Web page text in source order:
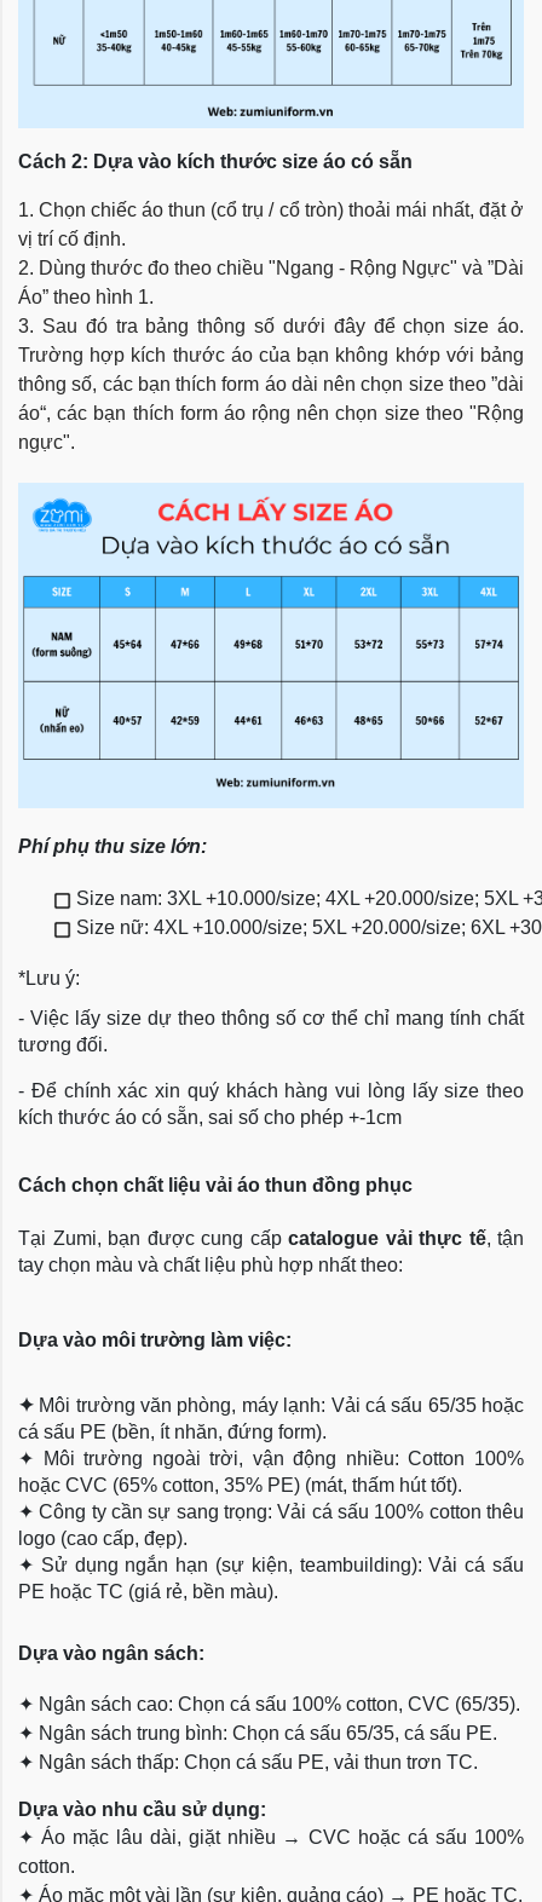
Cách 2: Dựa vào kích thước size áo có sẵn
1. Chọn chiếc áo thun (cổ trụ / cổ tròn) thoải mái nhất, đặt ở
vị trí cố định.
2. Dùng thước đo theo chiều "Ngang - Rộng Ngực" và ”Dài
Áo” theo hình 1.
3. Sau đó tra bảng thông số dưới đây để chọn size áo.
Trường hợp kích thước áo của bạn không khớp với bảng
thông số, các bạn thích form áo dài nên chọn size theo ”dài
áo“, các bạn thích form áo rộng nên chọn size theo "Rộng
ngực".
Phí phụ thu size lớn:
Size nam: 3XL +10.000/size; 4XL +20.000/size; 5XL
Size nữ: 4XL +10.000/size; 5XL +20.000/size; 6XL
*Lưu ý:
- Việc lấy size dự theo thông số cơ thể chỉ mang tính chất
tương đối.
- Để chính xác xin quý khách hàng vui lòng lấy size theo
kích thước áo có sẵn, sai số cho phép +-1cm
Cách chọn chất liệu vải áo thun đồng phục
Tại Zumi, bạn được cung cấp catalogue vải thực tế, tận
tay chọn màu và chất liệu phù hợp nhất theo:
Dựa vào môi trường làm việc:
✦ Môi trường văn phòng, máy lạnh: Vải cá sấu 65/35 hoặc
cá sấu PE (bền, ít nhăn, đứng form).
✦
Môi trường ngoài trời, vận động nhiều: Cotton 100%
hoặc CVC (65% cotton, 35% PE) (mát, thấm hút tốt).
✦Công ty cần sự sang trọng: Vải cá sấu 100% cotton thêu
logo (cao cấp, đẹp).
✦ Sử dụng ngắn hạn (sự kiện, teambuilding): Vải cá sấu
PE hoặc TC (giá rẻ, bền màu).
Dựa vào ngân sách:
✦ Ngân sách cao: Chọn cá sấu 100% cotton, CVC (65/35).
✦ Ngân sách trung bình: Chọn cá sấu 65/35, cá sấu PE.
✦ Ngân sách thấp: Chọn cá sấu PE, vải thun trơn TC.
Dựa vào nhu cầu sử dụng:
✦ Áo mặc lâu dài, giặt nhiều → CVC hoặc cá sấu 100%
cotton.
✦ Áo mặc một vài lần (sự kiện, quảng cáo) → PE hoặc TC.